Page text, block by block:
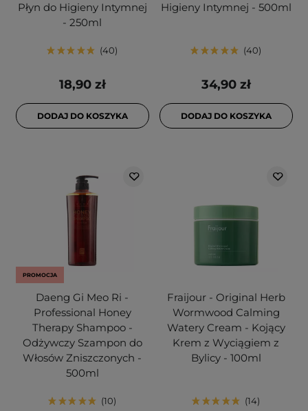
Płyn do Higieny Intymnej
- 250ml
40
18,90 zł
DODAJ DO KOSZYKA
Higieny Intymnej - 500ml
40
34,90 zł
DODAJ DO KOSZYKA
PROMOCJA
Daeng Gi Meo Ri -
Professional Honey
Therapy Shampoo -
Odżywczy Szampon do
Włosów Zniszczonych -
500ml
10
Fraijour - Original Herb
Wormwood Calming
Watery Cream - Kojący
Krem z Wyciągiem z
Bylicy - 100ml
14